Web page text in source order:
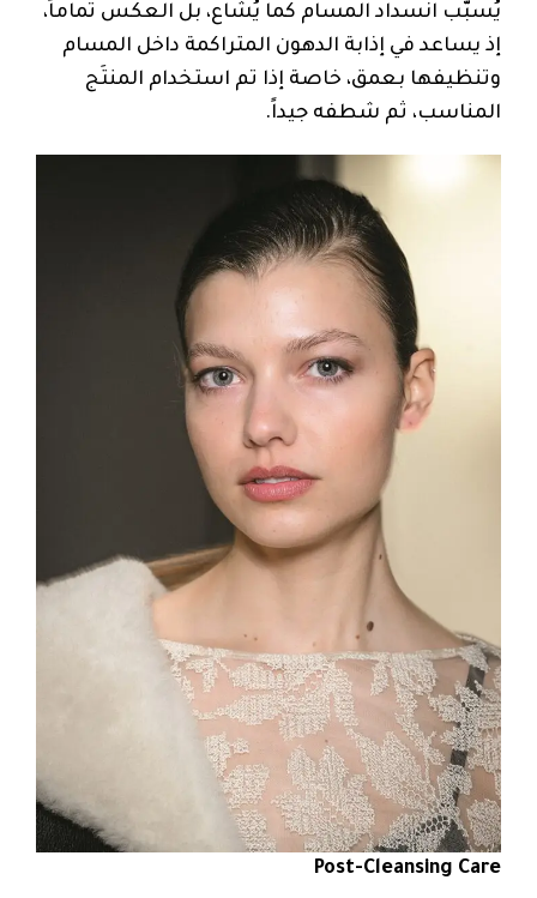
يُسبّب انسداد المسام كما يُشاع، بل العكس تماماً،
إذ يساعد في إذابة الدهون المتراكمة داخل المسام
وتنظيفها بعمق، خاصة إذا تم استخدام المنتَج
المناسب، ثم شطفه جيداً.
Post-Cleansing Care